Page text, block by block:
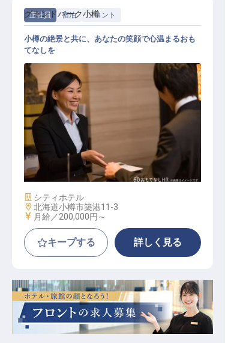
正社員 宿泊 フロント
フロントスタッフ
グランドパーク小樽
小樽の絶景と共に、あなたの笑顔で心温まるおも
てなしを
施設業態
シティホテル
勤務地
北海道小樽市築港11-3
給与
月給／200,000円～
キープする 詳しく見る